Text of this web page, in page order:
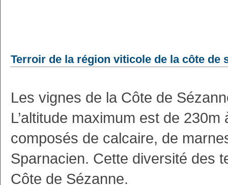
Terroir de la région viticole de la côte de
Les vignes de la Côte de
L’altitude maximum est de 230m
composés de calcaire, de
Sparnacien. Cette diversité des
Côte de Sézanne.